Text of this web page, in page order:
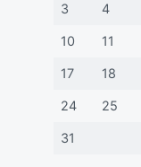
3 4
10 11
17 18
24 25
31